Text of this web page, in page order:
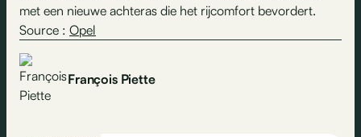
met een nieuwe achteras die het rijcomfort bevordert.
Source : Opel
François Piette